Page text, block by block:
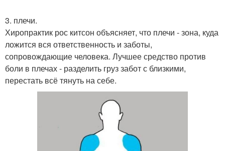
3. плечи.
Хиропрактик рос китсон объясняет, что плечи - зона, куда
ложится вся ответственность и заботы,
сопровождающие человека. Лучшее средство против
боли в плечах - разделить груз забот с близкими,
перестать всё тянуть на себе.